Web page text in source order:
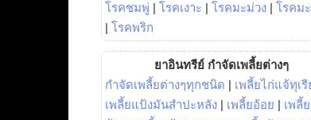
โรคชมพู่ | โรคเงาะ | โรคมะม่วง | โรคม
| โรคพริก
ยาอินทรีย์ กำจัดเพลี้ยต่างๆ
กำจัดเพลี้ยต่างๆทุกชนิด | เพลี้ยไก่แจ้ทุเ
เพลี้ยแป้งมันสำปะหลัง | เพลี้ยอ้อย | เพลี้